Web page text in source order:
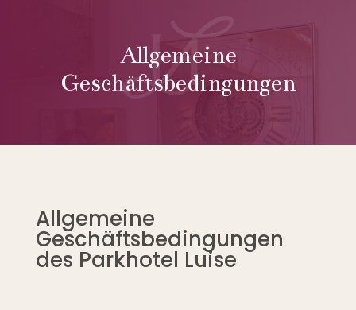
Allgemeine
Geschäftsbedingungen
Allgemeine
Geschäftsbedingungen
des Parkhotel Luise